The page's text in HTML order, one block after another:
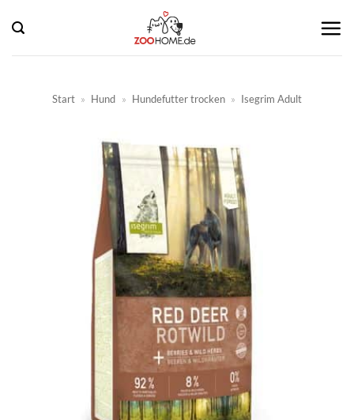
Inhalt
springen
Start » Hund » Hundefutter trocken » Isegrim Adult